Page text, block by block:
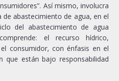
Así mismo, involucra
abastecimiento de agua, en el
del abastecimiento de agua
el recurso hídrico,
consumidor, con énfasis en el
que están bajo responsabilidad